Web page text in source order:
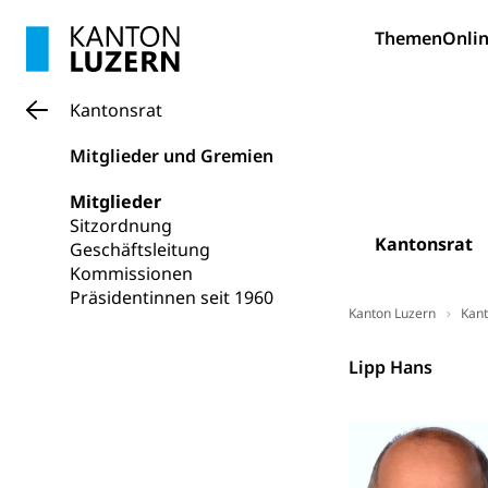
Themen
Kantonsrat
Kantonsrat
Mitglieder und Gremien
Mitglieder
Sitzordnung
Geschäftsleitung
Kommissionen
Präsidentinnen seit 1960
Kanton Luzern
Kantonsrat
Lipp Hans
AHV / IV
Inklusion im
Bücher,
Staatsarchiv
Kulturelle
Museen,